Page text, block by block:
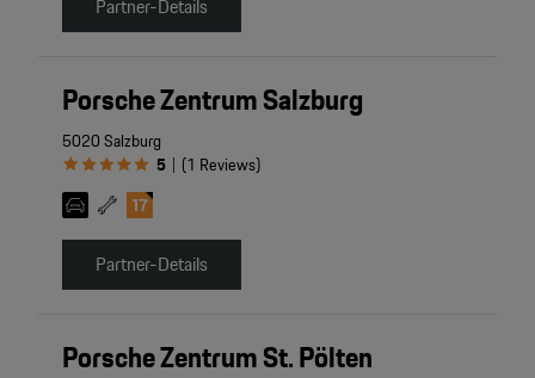
Partner-Details
Porsche Zentrum Salzburg
5020 Salzburg
5 | (1 Reviews)
Partner-Details
Porsche Zentrum St. Pölten